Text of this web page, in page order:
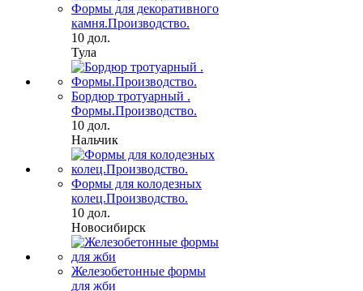
Формы для декоративного
камня.Производство.
10 дол.
Тула
Бордюр тротуарный .
Формы.Производство.
10 дол.
Нальчик
Формы для колодезных
колец.Производство.
10 дол.
Новосибирск
Железобетонные формы
для жби